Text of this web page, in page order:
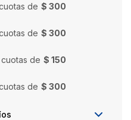
de $ 300
de $ 300
cuotas de $ 150
de $ 300